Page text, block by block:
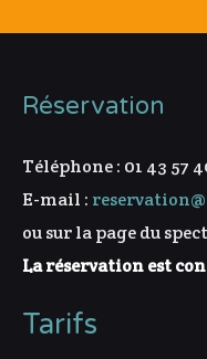
Réservation
Téléphone : 01 43 57
E-mail :
ou sur la page du
La réservation est
Tarifs